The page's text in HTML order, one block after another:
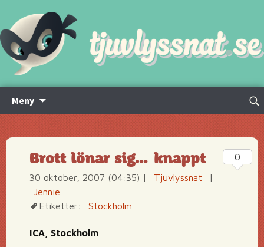
Meny
innehåll
Sök
Brott lönar sig… knappt
30 oktober, 2007 (04:35) | Tjuvlyssnat
|
Jennie
Etiketter:
Stockholm
ICA, Stockholm
0